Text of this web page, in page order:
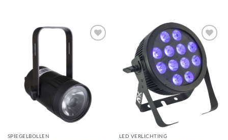
SPIEGELBOLLEN
Toevoegen
aan
verlanglijst
LED VERLICHTING